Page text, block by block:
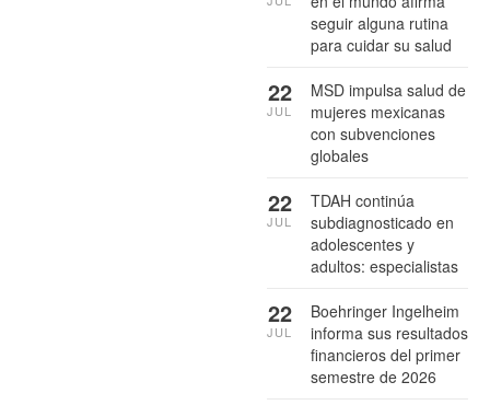
seguir alguna rutina
para cuidar su salud
MSD impulsa salud de
mujeres mexicanas
con subvenciones
globales
22
JUL
TDAH continúa
subdiagnosticado en
adolescentes y
adultos: especialistas
22
JUL
Boehringer Ingelheim
informa sus resultados
financieros del primer
semestre de 2026
22
JUL